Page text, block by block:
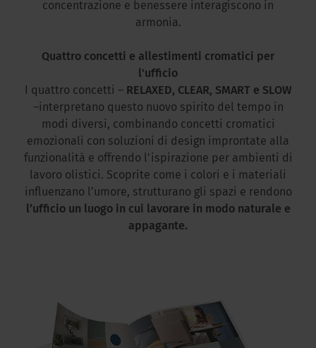
concentrazione e benessere interagiscono in
armonia.
Quattro concetti e allestimenti cromatici per
l'ufficio
I quattro concetti – RELAXED, CLEAR, SMART e SLOW
–interpretano questo nuovo spirito del tempo in
modi diversi, combinando concetti cromatici
emozionali con soluzioni di design improntate alla
funzionalità e offrendo l'ispirazione per ambienti di
lavoro olistici. Scoprite come i colori e i materiali
influenzano l’umore, strutturano gli spazi e rendono
l’ufficio un luogo in cui lavorare in modo naturale e
appagante.